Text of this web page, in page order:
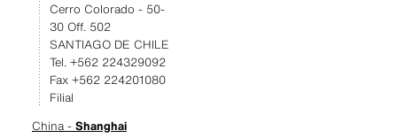
Cerro Colorado - 50-
30 Off. 502
SANTIAGO DE CHILE
Tel. +562 224329092
Fax +562 224201080
Filial
China - Shanghai